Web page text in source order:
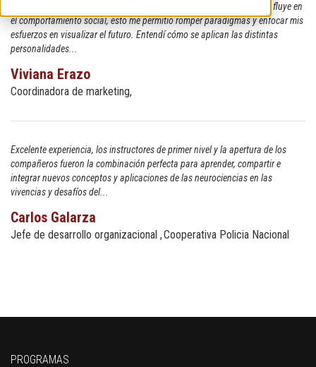
En este programa comprendí el funcionamiento del cerebro y cómo influye en
el comportamiento social, esto me permitió romper paradigmas y enfocar mis
esfuerzos en visualizar el futuro. Entendí cómo se aplican las distintas
personalidades...
Viviana Erazo
Coordinadora de marketing
Excelente experiencia, los instructores de primer nivel y la apertura de los
compañeros fueron la combinación perfecta para aprender, compartir e
integrar nuevos conceptos y aplicaciones de las neurociencias en las
vivencias y desafíos del...
Carlos Galarza
Jefe de desarrollo organizacional Cooperativa Policia Nacional
PROGRAMAS